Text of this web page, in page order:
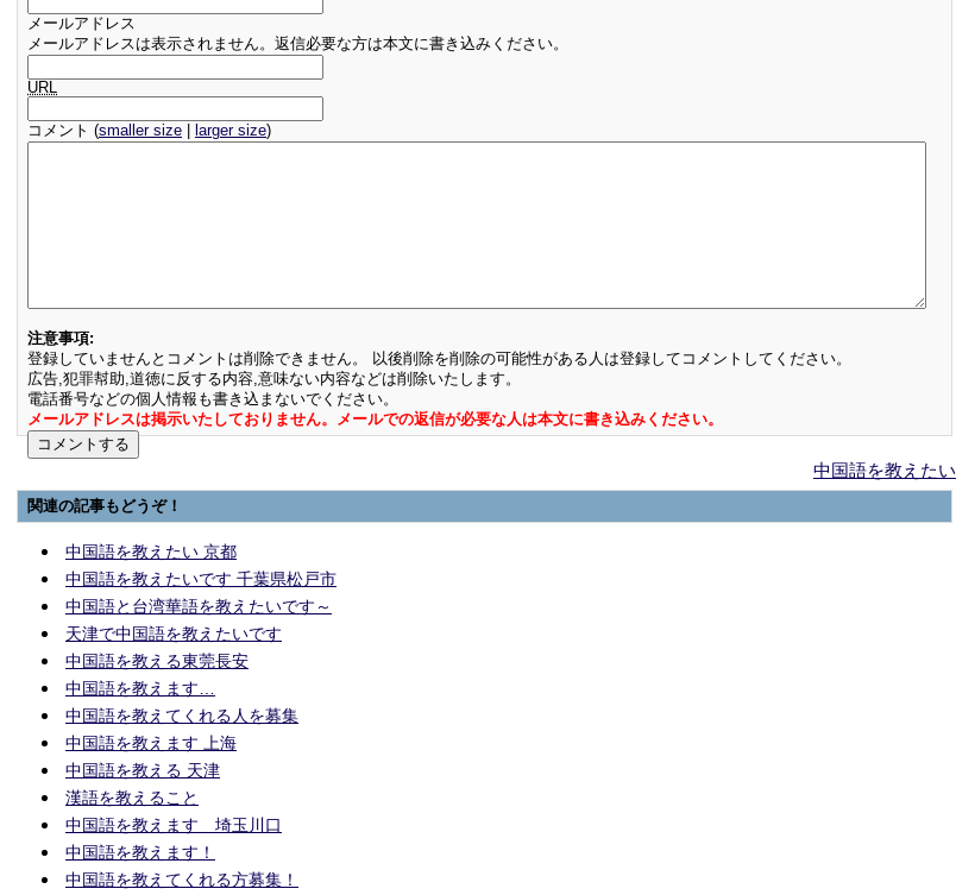
メールアドレス
メールアドレスは表示されません。返信必要な方は本文に書き込みください。
URL
コメント (smaller size larger size)
注意事項:
登録していませんとコメントは削除できません。 以後削除を削除の可能性がある人は登録してコメントしてください。
広告,犯罪幇助,道徳に反する内容,意味ない内容などは削除いたします。
電話番号などの個人情報も書き込まないでください。
メールアドレスは掲示いたしておりません。メールでの返信が必要な人は本文に書き込みください。
中国語を教えたい
関連の記事もどうぞ！
中国語を教えたい 京都
中国語を教えたいです 千葉県松戸市
中国語と台湾華語を教えたいです～
天津で中国語を教えたいです
中国語を教える東莞長安
中国語を教えます…
中国語を教えてくれる人を募集
中国語を教えます 上海
中国語を教える 天津
漢語を教えること
中国語を教えます 埼玉川口
中国語を教えます！
中国語を教えてくれる方募集！